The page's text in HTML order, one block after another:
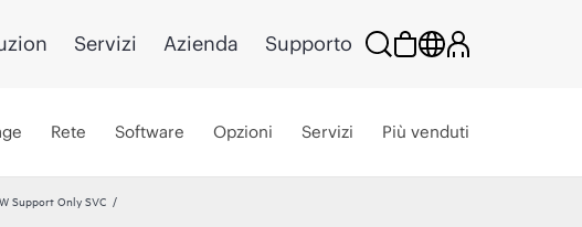
Servizi Azienda Supporto
Rete Software Opzioni Servizi Più venduti
Support Only SVC